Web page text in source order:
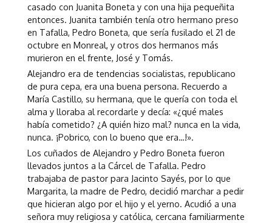
casado con Juanita Boneta y con una hija pequeñita
entonces. Juanita también tenía otro hermano preso
en Tafalla, Pedro Boneta, que sería fusilado el 21 de
octubre en Monreal, y otros dos hermanos más
murieron en el frente, José y Tomás.
Alejandro era de tendencias socialistas, republicano
de pura cepa, era una buena persona. Recuerdo a
María Castillo, su hermana, que le quería con toda el
alma y lloraba al recordarle y decía: «¿qué males
había cometido? ¿A quién hizo mal? nunca en la vida,
nunca. ¡Pobrico, con lo bueno que era…!».
Los cuñados de Alejandro y Pedro Boneta fueron
llevados juntos a la Cárcel de Tafalla. Pedro
trabajaba de pastor para Jacinto Sayés, por lo que
Margarita, la madre de Pedro, decidió marchar a pedir
que hicieran algo por el hijo y el yerno. Acudió a una
señora muy religiosa y católica, cercana familiarmente